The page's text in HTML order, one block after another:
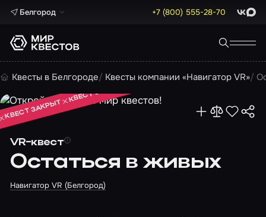
Белгород +7 (800) 555-28-70 Max
Квесты в Белгороде Квесты компании «Навигатор VR»
VR-квест
Остаться в живых
Навигатор VR (Белгород)
КВЕСТ ЗАКРЫТ
КВЕСТ ЗАКРЫТ
КВЕСТ ЗАКРЫТ